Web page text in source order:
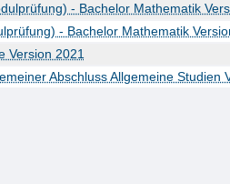
- Bachelor Mathematik
- Bachelor Mathematik
Version 2021
Abschluss Allgemeine Studien